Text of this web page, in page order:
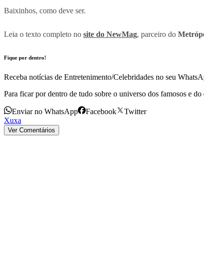
Baixinhos, como deve ser.
Leia o texto completo no site do NewMag, parceiro do
Fique por dentro!
Receba notícias de Entretenimento/Celebridades no seu
Para ficar por dentro de tudo sobre o universo dos famosos e
Enviar no WhatsApp Facebook
Twitter
Xuxa
Ver Comentários